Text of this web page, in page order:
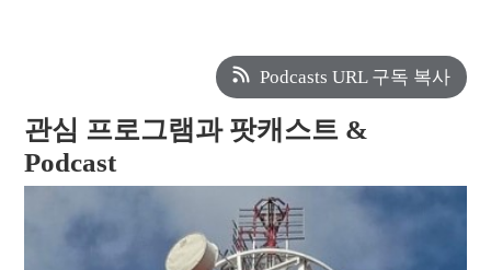
Podcasts URL 구독 복사
관심 프로그램과 팟캐스트 &
Podcast